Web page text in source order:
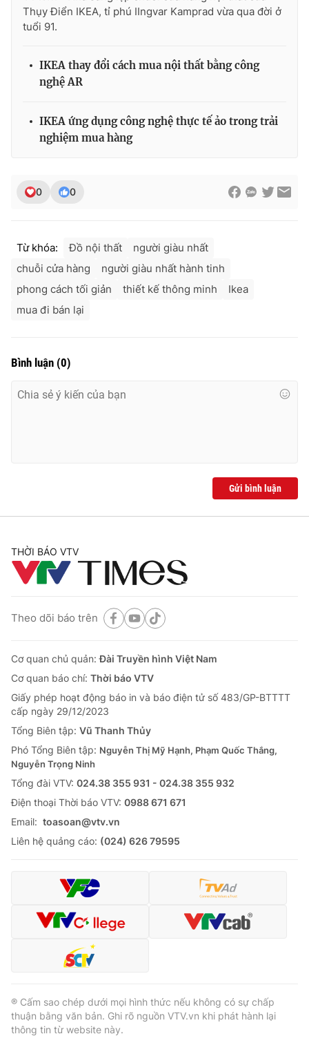
Cơ quan báo chí:Thời báo VTV
Tổng Biên tập:Vũ Thanh Thủy
Phó Tổng Biên tập:
Tổng đài VTV:024.38 355 931 - 024.38 355 932
Ðiện thoại Thời báo VTV:024.66 897 897
thuận bằng văn bản. Ghi rõ nguồn VTV.vn khi phát hành lại
thông tin từ website này.
Thụy Điển IKEA, tỉ phú IIngvar Kamprad vừa qua đời ở
tuổi 91.
IKEA thay đổi cách mua nội thất bằng công
nghệ AR
IKEA ứng dụng công nghệ thực tế ảo trong trải
nghiệm mua hàng
0 0
Từ khóa: Đồ nội thất
người giàu nhất
chuỗi cửa hàng
người giàu nhất hành tinh
phong cách tối giản
thiết kế thông minh
Ikea
mua đi bán lại
Bình luận (0)
Gửi bình luận
THỜI BÁO VTV
Theo dõi báo trên
Cơ quan chủ quản:Đài Truyền hình Việt Nam
Cơ quan báo chí: Thời báo VTV
Giấy phép hoạt động báo in và báo điện tử số 483/GP-BTTTT
cấp ngày 29/12/2023
Tổng Biên tập: Vũ Thanh Thủy
Phó Tổng Biên tập: Nguyễn Thị Mỹ Hạnh, Phạm Quốc Thắng,
Nguyễn Trọng Ninh
Tổng đài VTV: 024.38 355 931 - 024.38 355 932
Ðiện thoại Thời báo VTV: 0988 671 671
Email: toasoan@vtv.vn
Liên hệ quảng cáo: (024) 626 79595
® Cấm sao chép dưới mọi hình thức nếu không có sự chấp
thuận bằng văn bản. Ghi rõ nguồn VTV.vn khi phát hành lại
thông tin từ website này.